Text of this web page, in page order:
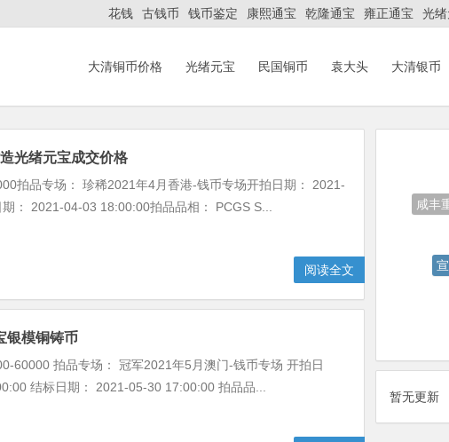
花钱 古钱币 钱币鉴定 康熙通宝 乾隆通宝 雍正通宝 光
大清铜币价格 光绪元宝 民国铜币 袁大头 大清银币
光绪元宝成交价格
拍品专场： 珍稀2021年4月香港-钱币专场开拍日期： 2021-
： 2021-04-03 18:00:00拍品品相： PCGS S...
阅读全文
银模铜铸币
60000 拍品专场： 冠军2021年5月澳门-钱币专场 开拍日
结标日期： 2021-05-30 17:00:00 拍品品...
咸丰
暂无更新